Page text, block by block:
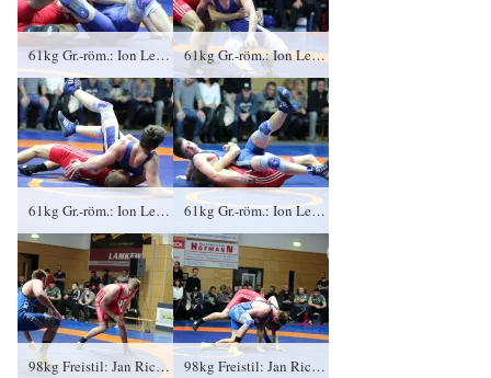
61kg Gr.-röm.: Ion Lefter, KFC Leipzig gegen Dustin Nürnberger (blaues Trikot), RSV Rotation Greiz 4:0/TÜ/16:0/00:58 61kg Gr.-röm.: Ion Lefter, KFC Leipzig gegen Dustin Nürnberger (blaues Trikot), RSV Rotation Greiz 4:0/TÜ/16:0/00:58
61kg Gr.-röm.: Ion Lefter, KFC Leipzig gegen Dustin Nürnberger (blaues Trikot), RSV Rotation Greiz 4:0/TÜ/16:0/00:58 61kg Gr.-röm.: Ion Lefter, KFC Leipzig gegen Dustin Nürnberger (blaues Trikot), RSV Rotation Greiz 4:0/TÜ/16:0/00:58
98kg Freistil: Jan Richtsteig, KFC Leipzig gegen Sebastian Wendel (blaues Trikot), RSV Rotation Greiz 0:3/PS/0:8/06:00 98kg Freistil: Jan Richtsteig, KFC Leipzig gegen Sebastian Wendel (blaues Trikot), RSV Rotation Greiz 0:3/PS/0:8/06:00